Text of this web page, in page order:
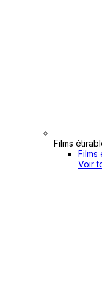
Films
Films
Voir